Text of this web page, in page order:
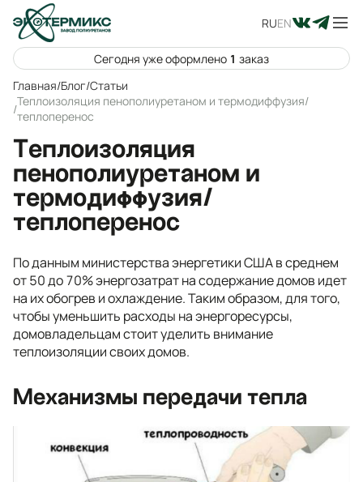
RUEN
Сегодня уже оформлено 1 заказ
Главная/Блог/Статьи
/Теплоизоляция пенополиуретаном и термодиффузия/
теплоперенос
Теплоизоляция
пенополиуретаном и
термодиффузия/
теплоперенос
По данным министерства энергетики США в среднем
от 50 до 70% энергозатрат на содержание домов идет
на их обогрев и охлаждение. Таким образом, для того,
чтобы уменьшить расходы на энергоресурсы,
домовладельцам стоит уделить внимание
теплоизоляции своих домов.
Механизмы передачи тепла